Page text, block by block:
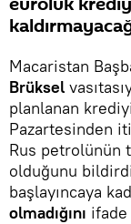
Macaristan
Brüksel
planlanan
Pazartesinden
Rus petrolünün
olduğunu
başlayıncaya
olmadığını